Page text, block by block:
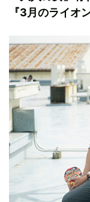
『3月のライオ